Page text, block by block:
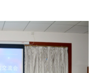
具有150多年历史。在
德萨斯大学位列全英
一流的商学院，教育品
率高。Hong Woo通过